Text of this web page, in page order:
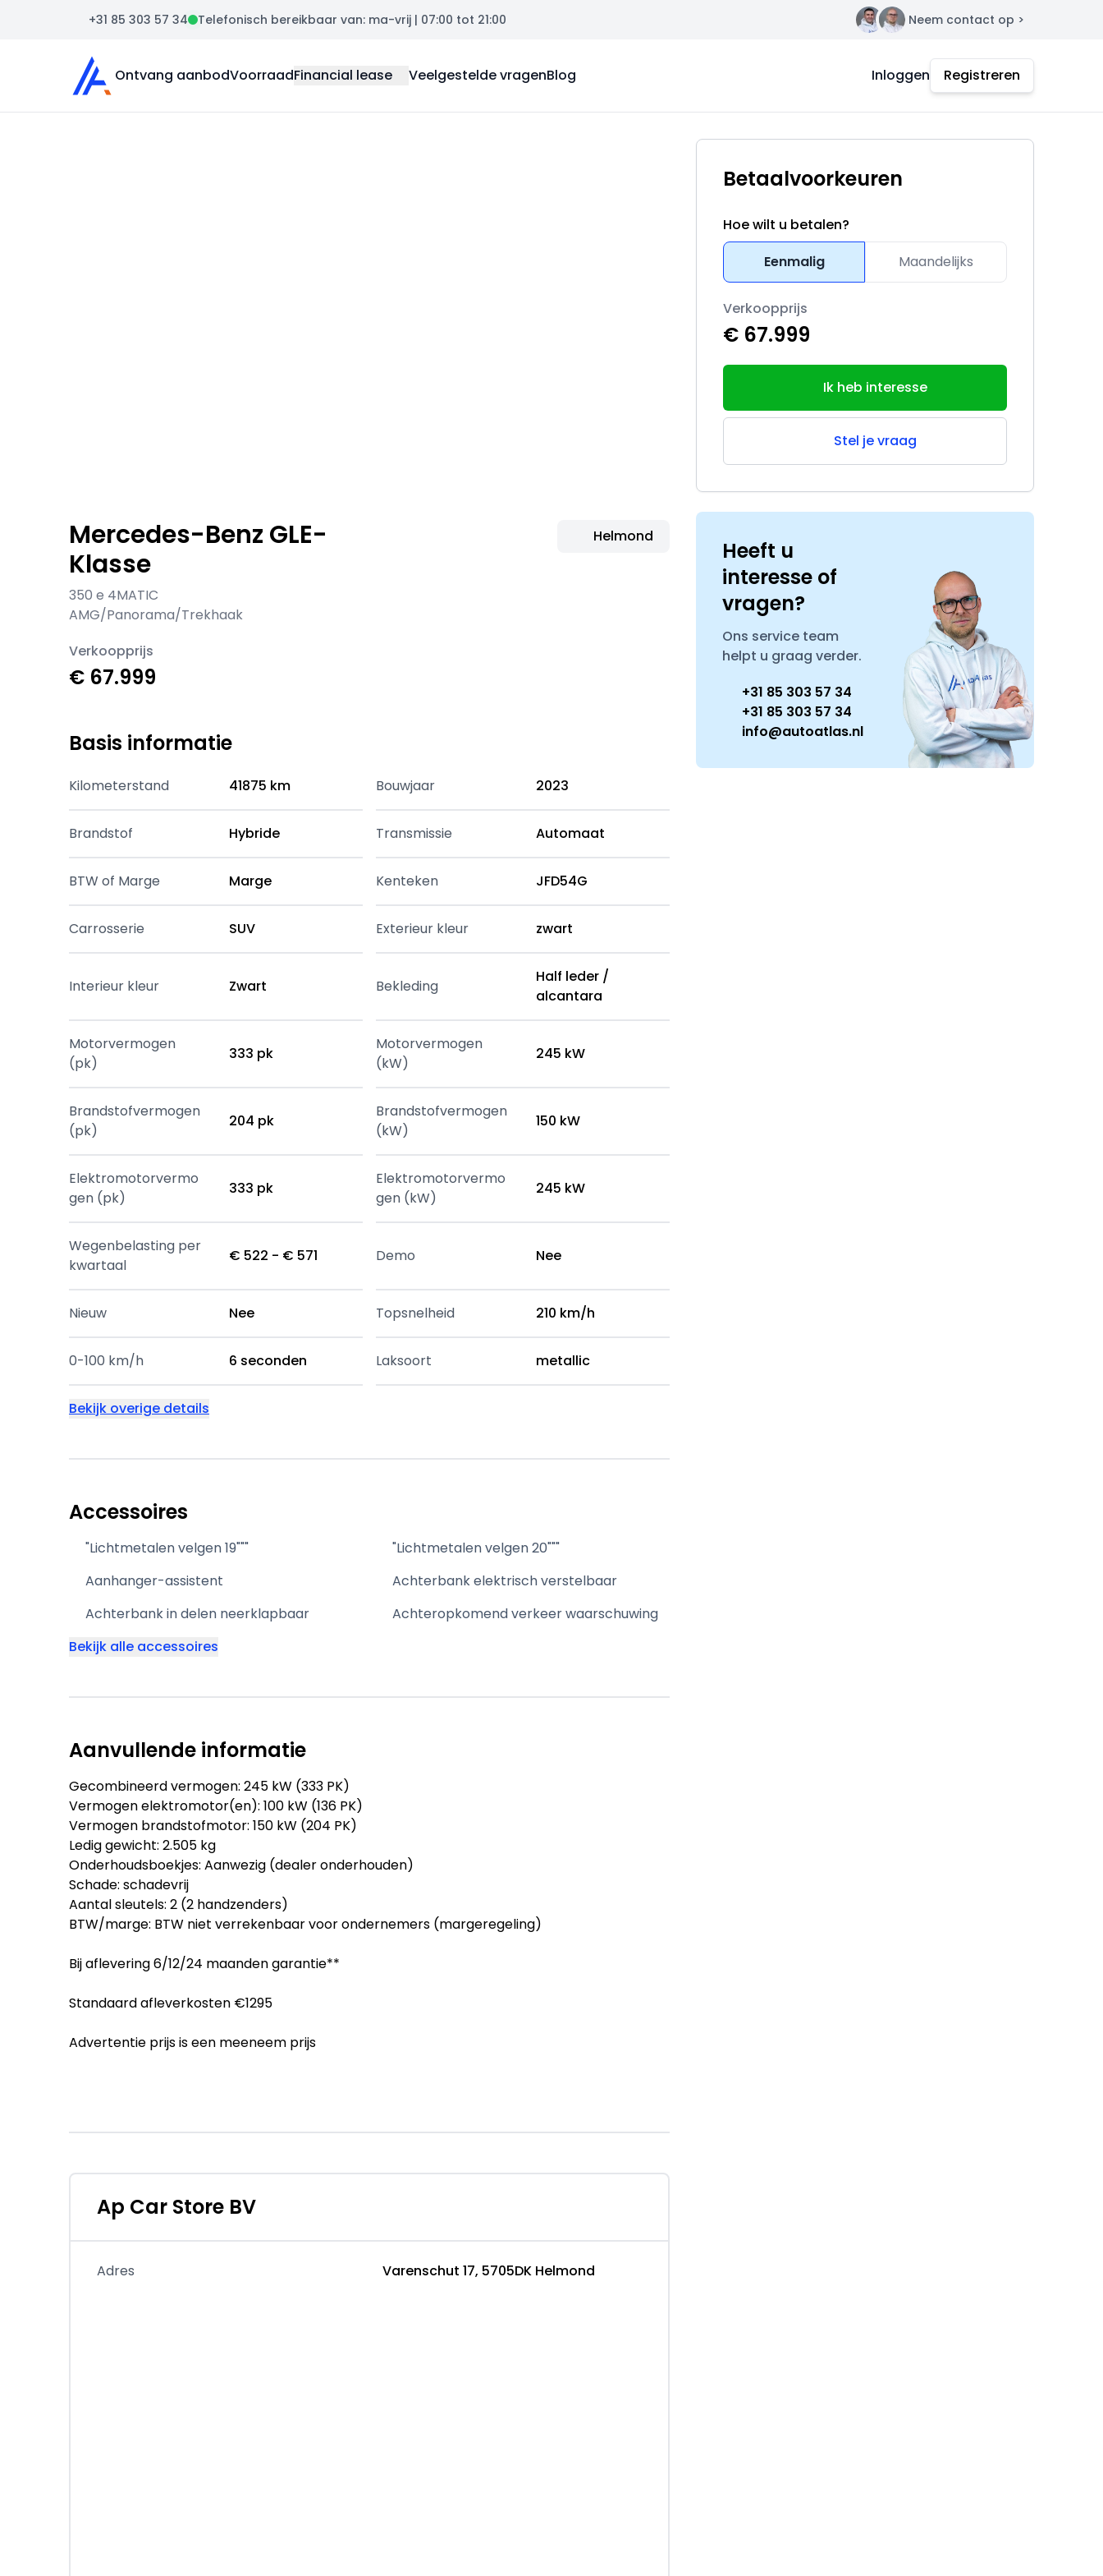
+31 85 303 57 34 Telefonisch bereikbaar van: ma-vrij | 07:00 tot 21:00 Contact Neem contact op >
Auto Atlas
Ontvang aanbodVoorraadFinancial lease Veelgestelde vragenBlog Inloggen Registreren
Mercedes-Benz GLE-
Klasse
350 e 4MATIC
AMG/Panorama/Trekhaak
Helmond
Verkoopprijs
€ 67.999
Betaalvoorkeuren
Hoe wilt u betalen?
Eenmalig
Maandelijks
Verkoopprijs
€ 67.999
Ik heb interesse
Stel je vraag
Heeft u
interesse of
vragen?
Ons service team
helpt u graag verder.
+31 85 303 57 34
+31 85 303 57 34
info@autoatlas.nl
Basis informatie
Kilometerstand 41875 km Bouwjaar 2023
Brandstof Hybride Transmissie Automaat
BTW of Marge Marge Kenteken JFD54G
Carrosserie SUV Exterieur kleur zwart
Interieur kleur Zwart Bekleding
Half leder /
alcantara
Motorvermogen
(pk)
333 pk
Motorvermogen
(kW)
245 kW
Brandstofvermogen
(pk)
204 pk
Brandstofvermogen
(kW)
150 kW
Elektromotorvermo
gen (pk)
333 pk
Elektromotorvermo
gen (kW)
245 kW
Wegenbelasting per
kwartaal
€ 522 - € 571 Demo Nee
Nieuw Nee Topsnelheid 210 km/h
0-100 km/h 6 seconden Laksoort metallic
Bekijk overige details
Accessoires
"Lichtmetalen velgen 19"""
"Lichtmetalen velgen 20"""
Aanhanger-assistent
Achterbank elektrisch verstelbaar
Achterbank in delen neerklapbaar
Achteropkomend verkeer waarschuwing
Bekijk alle accessoires
Aanvullende informatie
Gecombineerd vermogen: 245 kW (333 PK)
Vermogen elektromotor(en): 100 kW (136 PK)
Vermogen brandstofmotor: 150 kW (204 PK)
Ledig gewicht: 2.505 kg
Onderhoudsboekjes: Aanwezig (dealer onderhouden)
Schade: schadevrij
Aantal sleutels: 2 (2 handzenders)
BTW/marge: BTW niet verrekenbaar voor ondernemers (margeregeling)
Bij aflevering 6/12/24 maanden garantie**
Standaard afleverkosten €1295
Advertentie prijs is een meeneem prijs
-Zonder jaar cijfers
-Flexibel leasen
Openingstijden:
Zaterdag van 9:00-16:00
Ap Car Store BV
Adres Varenschut 17, 5705DK Helmond